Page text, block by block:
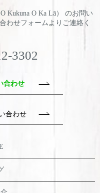
Kukuna O Ka Lā） のお問い
わせフォームよりご連絡く
3302
合わせ
合わせ